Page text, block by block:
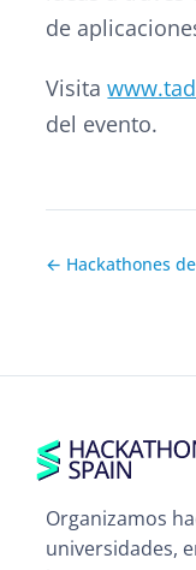
de
Visita
del evento.
← Hackathones
Organizamos
universidades,